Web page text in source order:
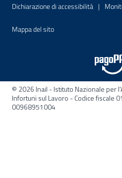
Dichiarazione di accessibilità Sito
Mappa del sitoSito interno - Apre
© 2026 Inail - Istituto Nazionale per
Infortuni sul Lavoro - Codice fiscale
00968951004